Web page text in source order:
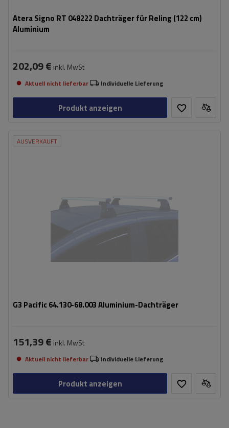
Atera Signo RT 048222 Dachträger für Reling (122 cm)
Aluminium
202,09 € inkl. MwSt
Aktuell nicht lieferbar Individuelle Lieferung
Produkt anzeigen
AUSVERKAUFT
G3 Pacific 64.130-68.003 Aluminium-Dachträger
151,39 € inkl. MwSt
Aktuell nicht lieferbar Individuelle Lieferung
Produkt anzeigen